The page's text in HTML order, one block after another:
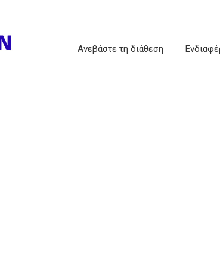
Ανεβάστε τη διάθεση